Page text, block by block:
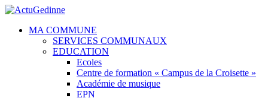
MA COMMUNE
SERVICES COMMUNAUX
EDUCATION
Ecoles
Centre de formation « Campus de la Croisette »
Académie de musique
EPN